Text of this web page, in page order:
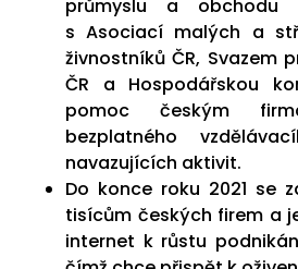
průmyslu a
s Asociací malých a
živnostníků ČR, Svazem
ČR a Hospodářskou
pomoc českým
bezplatného
navazujících aktivit.
Do konce roku 2021 se
tisícům českých firem a
internet k růstu